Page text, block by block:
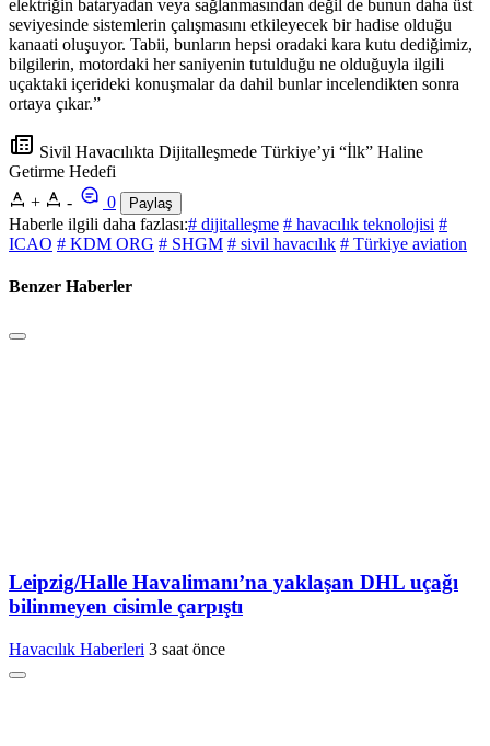
elektriğin bataryadan veya sağlanmasından değil de bunun daha üst
seviyesinde sistemlerin çalışmasını etkileyecek bir hadise olduğu
kanaati oluşuyor. Tabii, bunların hepsi oradaki kara kutu dediğimiz,
bilgilerin, motordaki her saniyenin tutulduğu ne olduğuyla ilgili
uçaktaki içerideki konuşmalar da dahil bunlar incelendikten sonra
ortaya çıkar.”
Sivil Havacılıkta Dijitalleşmede Türkiye’yi “İlk” Haline
Getirme Hedefi
+
- 0 Paylaş
Haberle ilgili daha fazlası:# dijitalleşme # havacılık teknolojisi #
ICAO # KDM ORG # SHGM # sivil havacılık # Türkiye aviation
Benzer Haberler
Leipzig/Halle Havalimanı’na yaklaşan DHL uçağı
bilinmeyen cisimle çarpıştı
Havacılık Haberleri 3 saat önce